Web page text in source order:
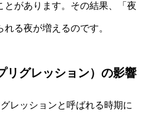
とがあります。その結果、「夜
る夜が増えるのです。
リグレッション）の影響
レッションと呼ばれる時期に